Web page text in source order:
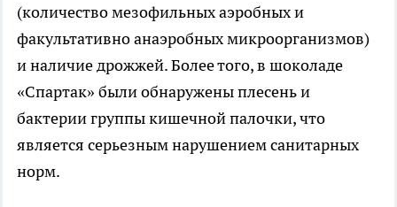
(количество мезофильных аэробных и
факультативно анаэробных микроорганизмов)
и наличие дрожжей. Более того, в шоколаде
«Спартак» были обнаружены плесень и
бактерии группы кишечной палочки, что
является серьезным нарушением санитарных
норм.